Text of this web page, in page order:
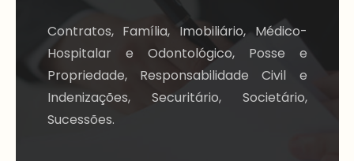
Contratos, Família, Imobiliário, Médico-
Hospitalar e Odontológico, Posse e
Propriedade, Responsabilidade Civil e
Indenizações, Securitário, Societário,
Sucessões.